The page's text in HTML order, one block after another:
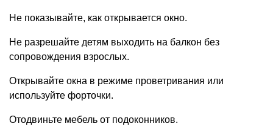
Не показывайте, как открывается окно.
Не разрешайте детям выходить на балкон без
сопровождения взрослых.
Открывайте окна в режиме проветривания или
используйте форточки.
Отодвиньте мебель от подоконников.